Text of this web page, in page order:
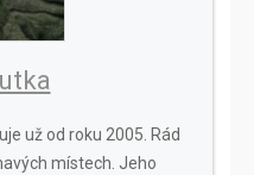
už od roku 2005. Rád
místech. Jeho